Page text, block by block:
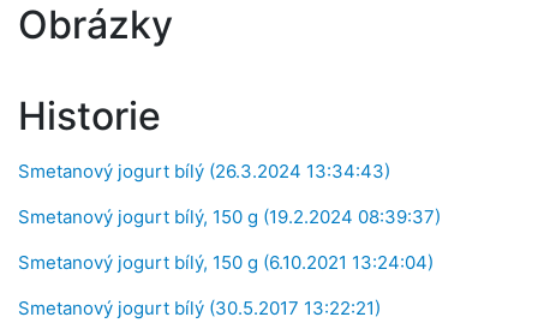
Obrázky
Historie
Smetanový jogurt bílý (26.3.2024 13:34:43)
Smetanový jogurt bílý, 150 g (19.2.2024 08:39:37)
Smetanový jogurt bílý, 150 g (6.10.2021 13:24:04)
Smetanový jogurt bílý (30.5.2017 13:22:21)